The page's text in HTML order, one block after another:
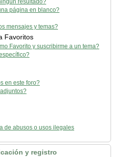
resultado?
página en blanco?
mensajes y temas?
Favoritos
Favorito y suscribirme a un tema?
en este foro?
de abusos o usos ilegales
y registro